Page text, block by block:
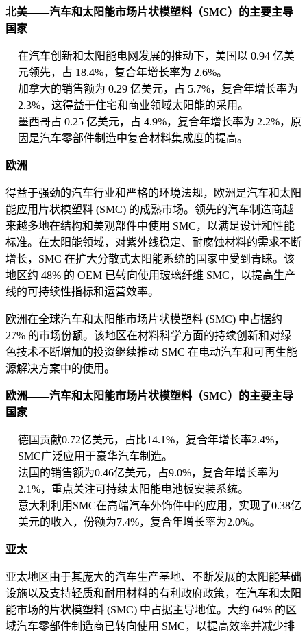
北美——汽车和太阳能市场片状模塑料（SMC）的主要主导
国家
在汽车创新和太阳能电网发展的推动下，美国以 0.94 亿美
元领先，占 18.4%，复合年增长率为 2.6%。
加拿大的销售额为 0.29 亿美元，占 5.7%，复合年增长率为
2.3%，这得益于住宅和商业领域太阳能的采用。
墨西哥占 0.25 亿美元，占 4.9%，复合年增长率为 2.2%，原
因是汽车零部件制造中复合材料集成度的提高。
欧洲
得益于强劲的汽车行业和严格的环境法规，欧洲是汽车和太阳
能应用片状模塑料 (SMC) 的成熟市场。领先的汽车制造商越
来越多地在结构和美观部件中使用 SMC，以满足设计和性能
标准。在太阳能领域，对紫外线稳定、耐腐蚀材料的需求不断
增长，SMC 在扩大分散式太阳能系统的国家中受到青睐。该
地区约 48% 的 OEM 已转向使用玻璃纤维 SMC，以提高生产
线的可持续性指标和运营效率。
欧洲在全球汽车和太阳能市场片状模塑料 (SMC) 中占据约
27% 的市场份额。该地区在材料科学方面的持续创新和对绿
色技术不断增加的投资继续推动 SMC 在电动汽车和可再生能
源解决方案中的使用。
欧洲——汽车和太阳能市场片状模塑料（SMC）的主要主导
国家
德国贡献0.72亿美元，占比14.1%，复合年增长率2.4%，
SMC广泛应用于豪华汽车制造。
法国的销售额为0.46亿美元，占9.0%，复合年增长率为
2.1%，重点关注可持续太阳能电池板安装系统。
意大利利用SMC在高端汽车外饰件中的应用，实现了0.38亿
美元的收入，份额为7.4%，复合年增长率为2.0%。
亚太
亚太地区由于其庞大的汽车生产基地、不断发展的太阳能基础
设施以及支持轻质和耐用材料的有利政府政策，在汽车和太阳
能市场的片状模塑料 (SMC) 中占据主导地位。大约 64% 的区
域汽车零部件制造商已转向使用 SMC，以提高效率并减少排